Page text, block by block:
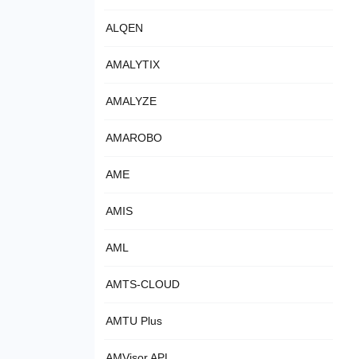
ALQEN
AMALYTIX
AMALYZE
AMAROBO
AME
AMIS
AML
AMTS-CLOUD
AMTU Plus